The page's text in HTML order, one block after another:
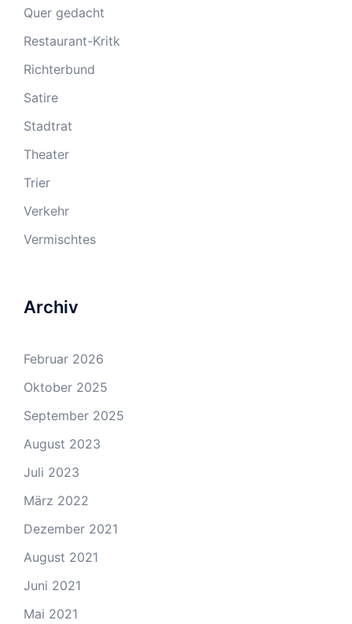
Quer gedacht
Restaurant-Kritk
Richterbund
Satire
Stadtrat
Theater
Trier
Verkehr
Vermischtes
Archiv
Februar 2026
Oktober 2025
September 2025
August 2023
Juli 2023
März 2022
Dezember 2021
August 2021
Juni 2021
Mai 2021